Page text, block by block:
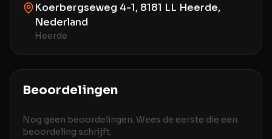
Koerbergseweg 4-1, 8181 LL Heerde,
Nederland
Heerde
Beoordelingen
Nog geen beoordelingen. Wees de eerste die een
beoordeling schrijft.